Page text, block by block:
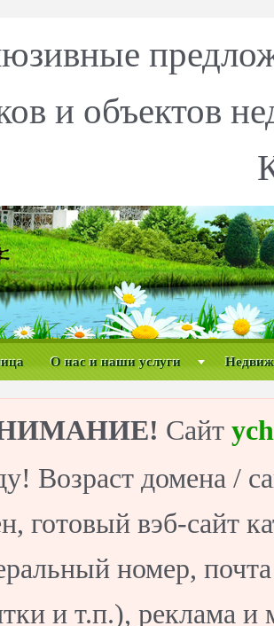
и объектов
О нас и наши услуги
Сайт
Возраст домена /
готовый вэб-сайт
номер,
и т.п.), реклама и